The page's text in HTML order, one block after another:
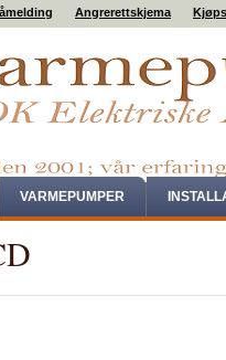
Angrerettskjema
VARMEPUMPER